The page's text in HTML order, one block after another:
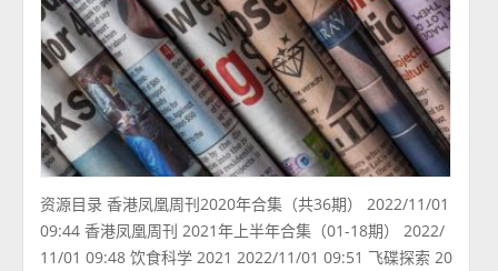
资源目录 香港凤凰周刊2020年合集（共36期） 2022/11/01
09:44 香港凤凰周刊 2021年上半年合集（01-18期） 2022/
11/01 09:48 饮食科学 2021 2022/11/01 09:51 飞碟探索 20